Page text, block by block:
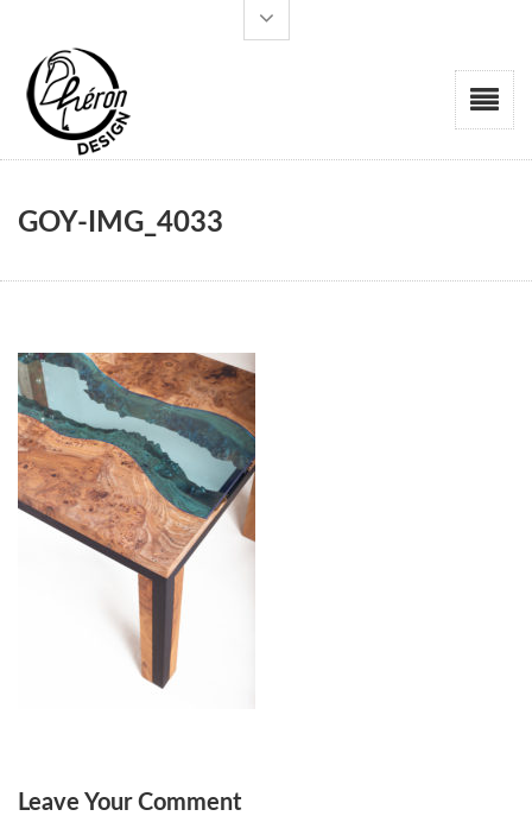
GOY-IMG_4033
Leave Your Comment